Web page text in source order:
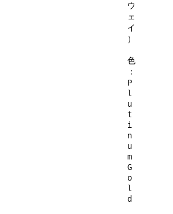
ウ
ェ
イ
）
色
：
P
l
u
t
i
n
u
m
G
o
l
d